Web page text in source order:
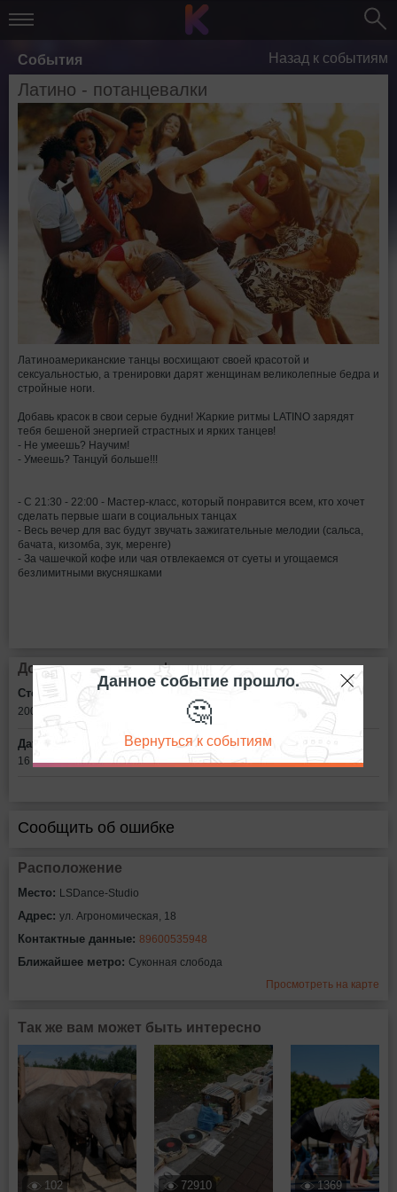
События Назад к событиям
Латино - потанцевалки
Латиноамериканские танцы восхищают своей красотой и
сексуальностью, а тренировки дарят женщинам великолепные бедра и
стройные ноги.
Добавь красок в свои серые будни! Жаркие ритмы LATINO зарядят
тебя бешеной энергией страстных и ярких танцев!
- Не умеешь? Научим!
- Умеешь? Танцуй больше!!!
- С 21:30 - 22:00 - Мастер-класс, который понравится всем, кто хочет
сделать первые шаги в социальных танцах
- Весь вечер для вас будут звучать зажигательные мелодии (сальса,
бачата, кизомба, зук, меренге)
- За чашечкой кофе или чая отвлекаемся от суеты и угощаемся
безлимитными вкусняшками
Дополнительная информация
Стоимость билетов:
200
Дата:
16 ноября в 21:30
Сообщить об ошибке
Расположение
Место: LSDance-Studio
Адрес: ул. Агрономическая, 18
Контактные данные: 89600535948
Ближайшее метро: Суконная слобода
Просмотреть на карте
Так же вам может быть интересно
102 72910 1369
Данное событие прошло.
🤔
Вернуться к событиям